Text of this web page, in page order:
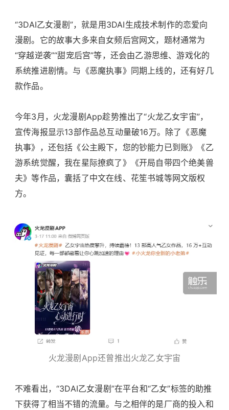
“3DAI乙女漫剧”，就是用3DAI生成技术制作的恋爱向
漫剧。它的故事大多来自女频后宫网文，题材通常为
“穿越逆袭”“甜宠后宫”等，还会由乙游思维、游戏化的
系统推进剧情。与《恶魔执事》同期上线的，还有好几
款作品。
今年3月，火龙漫剧App趁势推出了“火龙乙女宇宙”，
宣传海报显示13部作品总互动量破16万。除了《恶魔
执事》，还包括《公主殿下，您的钞能力已到账》《乙
游系统觉醒，我在星际撩疯了》《开局自带四个绝美兽
夫》等作品，囊括了中文在线、花笙书城等网文版权
方。
火龙漫剧App还曾推出火龙乙女宇宙
不难看出，“3DAI乙女漫剧”在平台和“乙女”标签的助推
下获得了相当不错的流量。与之相伴的是厂商的投入和